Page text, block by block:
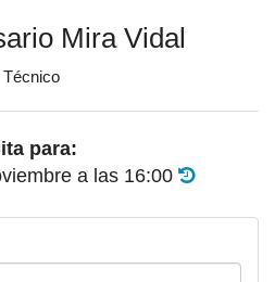
Mira Vidal
Técnico
para:
a las 16:00